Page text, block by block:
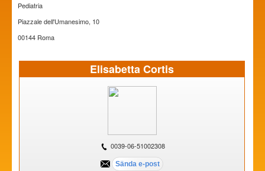
Pediatria
Piazzale dell'Umanesimo, 10
00144 Roma
Elisabetta Cortis
0039-06-51002308